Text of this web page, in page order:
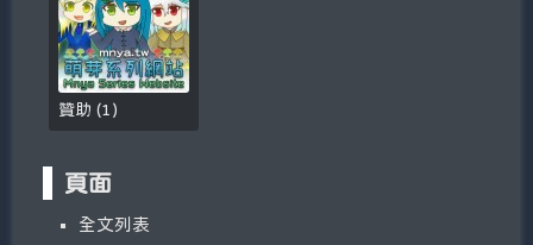
贊助(1 )
頁面
全文列表